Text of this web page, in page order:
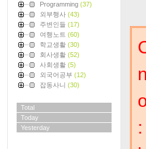
Programming (37)
외부행사 (43)
주변인들 (17)
여행노트 (60)
학교생활 (30)
회사생활 (52)
사회생활 (5)
외국어공부 (12)
잡동사니 (30)
Total
Today
Yesterday